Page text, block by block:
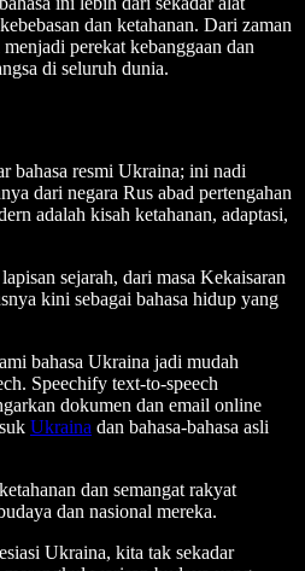
dan ketahanan. Dari zaman
perekat kebanggaan dan
di seluruh dunia.
bahasa resmi Ukraina; ini nadi
dari negara Rus abad pertengahan
adalah kisah ketahanan, adaptasi,
sejarah, dari masa Kekaisaran
kini sebagai bahasa hidup yang
bahasa Ukraina jadi mudah
Speechify text-to-speech
dokumen dan email online
Ukraina dan bahasa-bahasa asli
dan semangat rakyat
dan nasional mereka.
Ukraina, kita tak sekadar